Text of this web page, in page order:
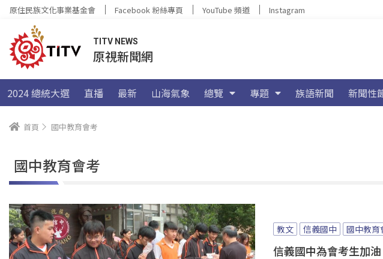
原住民族文化事業基金會 Facebook 粉絲專頁 YouTube 頻道 Instagram
TITV NEWS
原視新聞網
2024 總統大選 直播 最新 山海氣象 總覽 專題 族語新聞 新聞性
首頁 國中教育會考
國中教育會考
教文 信義國中 國中教育
信義國中為會考生加